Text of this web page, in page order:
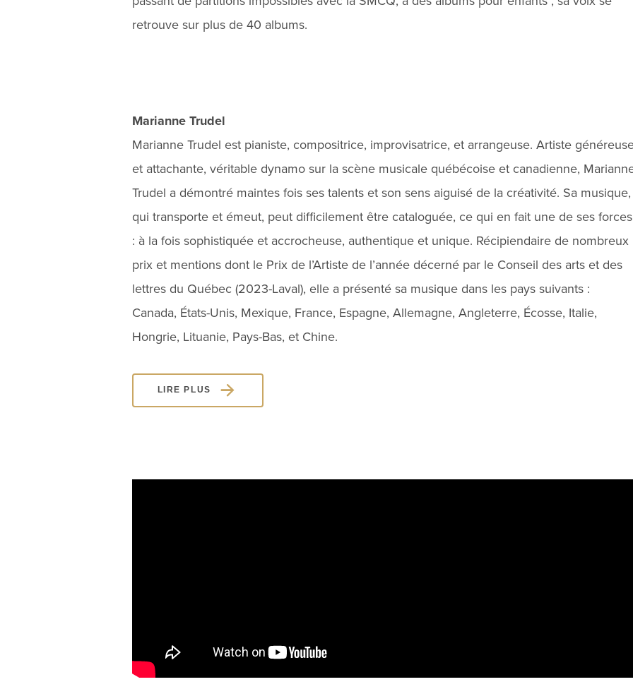
retrouve sur plus de 40 albums.
Marianne Trudel
Marianne Trudel est pianiste, compositrice, improvisatrice, et arrangeuse. Artiste
et attachante, véritable dynamo sur la scène musicale québécoise et canadienne,
Trudel a démontré maintes fois ses talents et son sens aiguisé de la créativité. Sa musique,
qui transporte et émeut, peut difficilement être cataloguée, ce qui en fait une de ses forces
: à la fois sophistiquée et accrocheuse, authentique et unique. Récipiendaire de nombreux
prix et mentions dont le Prix de l’Artiste de l’année décerné par le Conseil des arts et des
lettres du Québec (2023-Laval), elle a présenté sa musique dans les pays suivants :
Canada, États-Unis, Mexique, France, Espagne, Allemagne, Angleterre, Écosse, Italie,
Hongrie, Lituanie, Pays-Bas, et Chine.
LIRE PLUS